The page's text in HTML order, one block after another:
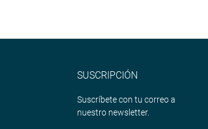
SUSCRIPCIÓN
Suscríbete con tu correo a
nuestro newsletter.